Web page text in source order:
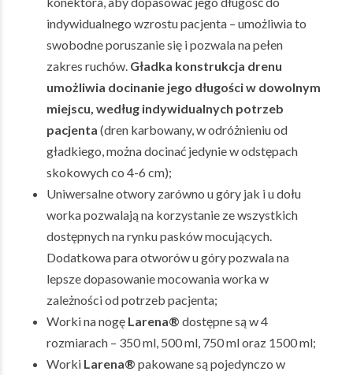
indywidualnego wzrostu pacjenta – umożliwia to
swobodne poruszanie się i pozwala na pełen
zakres ruchów. Gładka konstrukcja drenu
umożliwia docinanie jego długości w dowolnym
miejscu, według indywidualnych potrzeb
pacjenta (dren karbowany, w odróżnieniu od
gładkiego, można docinać jedynie w odstępach
skokowych co 4-6 cm);
Uniwersalne otwory zarówno u góry jak i u dołu
worka pozwalają na korzystanie ze wszystkich
dostępnych na rynku pasków mocujących.
Dodatkowa para otworów u góry pozwala na
lepsze dopasowanie mocowania worka w
zależności od potrzeb pacjenta;
Worki na nogę Larena® dostępne są w 4
rozmiarach – 350 ml, 500 ml, 750 ml oraz 1500 ml;
Worki Larena® pakowane są pojedynczo w